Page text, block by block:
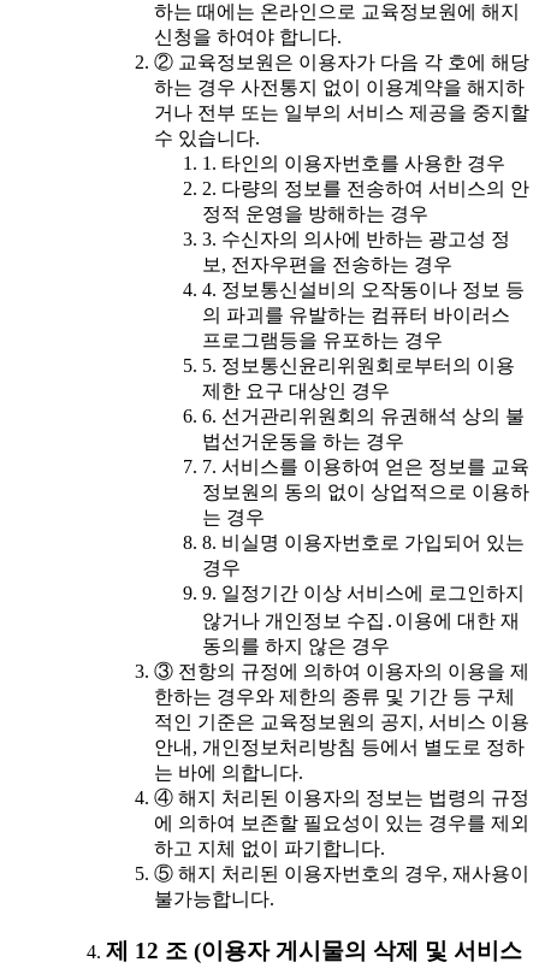
하는 때에는 온라인으로 교육정보원에 해지
신청을 하여야 합니다.
② 교육정보원은 이용자가 다음 각 호에 해당
하는 경우 사전통지 없이 이용계약을 해지하
거나 전부 또는 일부의 서비스 제공을 중지할
수 있습니다.
1. 타인의 이용자번호를 사용한 경우
2. 다량의 정보를 전송하여 서비스의 안
정적 운영을 방해하는 경우
3. 수신자의 의사에 반하는 광고성 정
보, 전자우편을 전송하는 경우
4. 정보통신설비의 오작동이나 정보 등
의 파괴를 유발하는 컴퓨터 바이러스
프로그램등을 유포하는 경우
5. 정보통신윤리위원회로부터의 이용
제한 요구 대상인 경우
6. 선거관리위원회의 유권해석 상의 불
법선거운동을 하는 경우
7. 서비스를 이용하여 얻은 정보를 교육
정보원의 동의 없이 상업적으로 이용하
는 경우
8. 비실명 이용자번호로 가입되어 있는
경우
9. 일정기간 이상 서비스에 로그인하지
않거나 개인정보 수집․이용에 대한 재
동의를 하지 않은 경우
③ 전항의 규정에 의하여 이용자의 이용을 제
한하는 경우와 제한의 종류 및 기간 등 구체
적인 기준은 교육정보원의 공지, 서비스 이용
안내, 개인정보처리방침 등에서 별도로 정하
는 바에 의합니다.
④ 해지 처리된 이용자의 정보는 법령의 규정
에 의하여 보존할 필요성이 있는 경우를 제외
하고 지체 없이 파기합니다.
⑤ 해지 처리된 이용자번호의 경우, 재사용이
불가능합니다.
제 12 조 (이용자 게시물의 삭제 및 서비스